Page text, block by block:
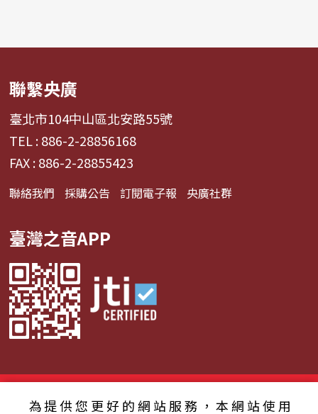
聯繫央廣
臺北市104中山區北安路55號
TEL : 886-2-28856168
FAX : 886-2-28855423
聯絡我們 採購公告 訂閱電子報 央廣社群
臺灣之音APP
© 2024財團法人中央廣播電臺 版權所有
為提供您更好的網站服務，本網站使用